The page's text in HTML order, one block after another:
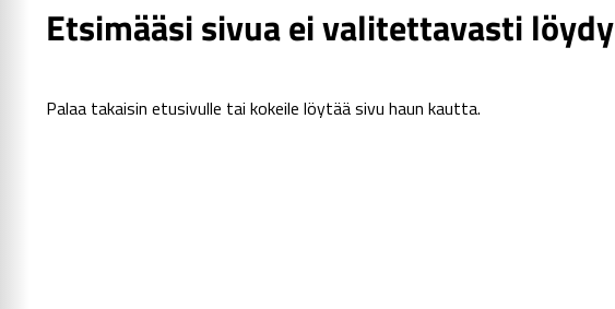
Etsimääsi sivua ei valitettavasti löydy
Palaa takaisin etusivulle tai kokeile löytää sivu haun kautta.